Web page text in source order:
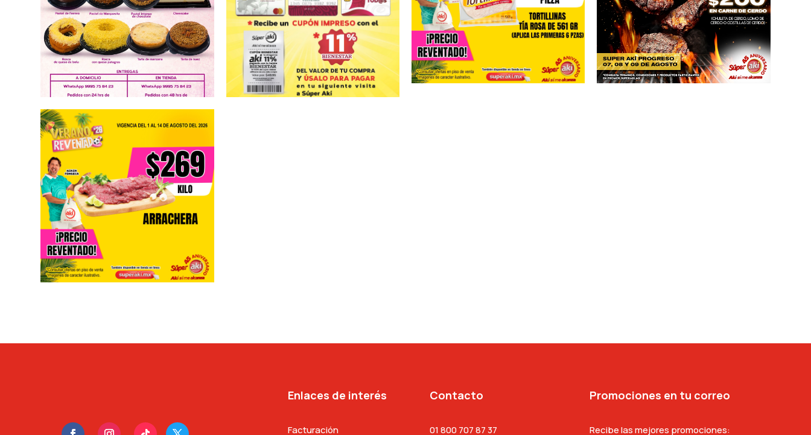
Enlaces de interés
Facturación
Contacto
01 800 707 87 37
Promociones en tu correo
Recibe las mejores promociones: